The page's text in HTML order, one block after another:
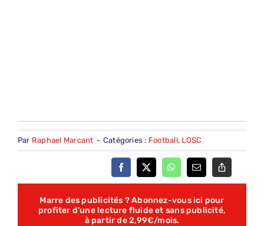
Par Raphael Marcant - Catégories : Football, LOSC
Marre des publicités ? Abonnez-vous ici pour
profiter d’une lecture fluide et sans publicité,
à partir de 2,99€/mois.